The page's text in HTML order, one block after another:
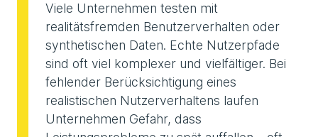
Viele Unternehmen testen mit
realitätsfremden Benutzerverhalten oder
synthetischen Daten. Echte Nutzerpfade
sind oft viel komplexer und vielfältiger. Bei
fehlender Berücksichtigung eines
realistischen Nutzerverhaltens laufen
Unternehmen Gefahr, dass